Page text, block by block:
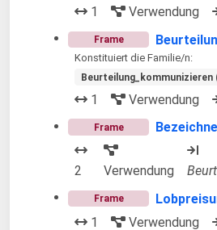
1
Verwendung
Frame
Konstituiert die Familie/n:
Beurteilung_kommunizieren
1 Verwendung
Frame
2 Verwendung
Frame
1
Verwendung